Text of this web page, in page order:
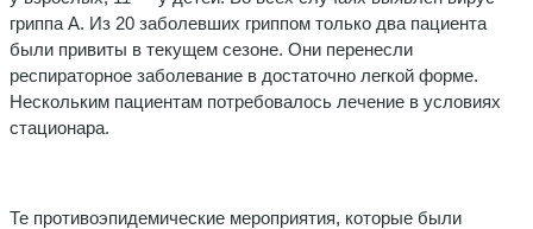
гриппа А. Из 20 заболевших гриппом только два пациента
были привиты в текущем сезоне. Они перенесли
респираторное заболевание в достаточно легкой форме.
Нескольким пациентам потребовалось лечение в условиях
стационара.
Те противоэпидемические мероприятия, которые были